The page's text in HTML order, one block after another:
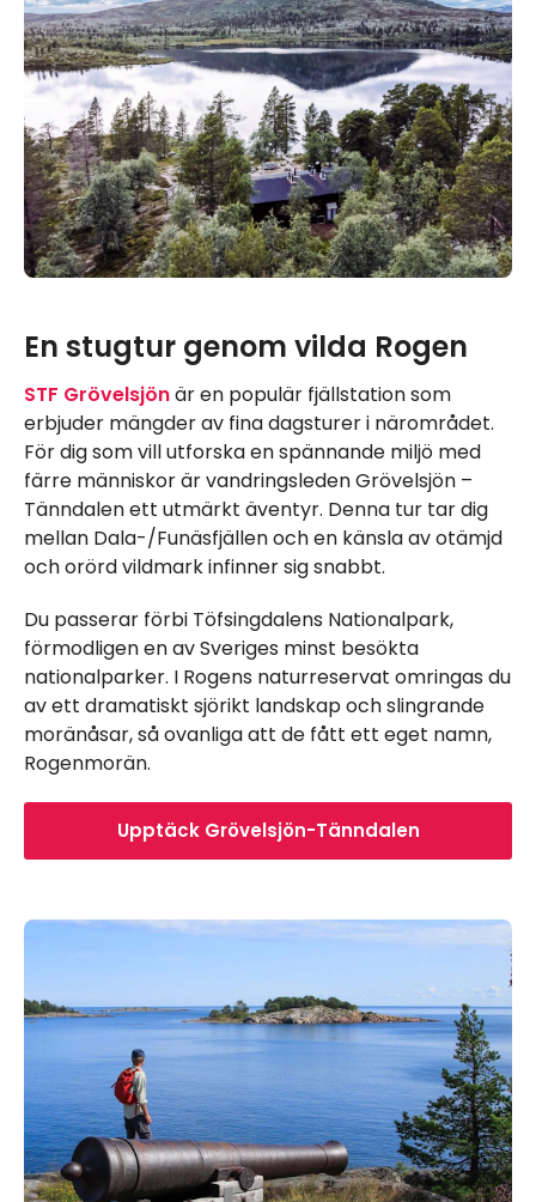
En stugtur genom vilda Rogen
STF Grövelsjönär en populär fjällstation som
erbjuder mängder av fina dagsturer i närområdet.
För dig som vill utforska en spännande miljö med
färre människor är vandringsleden Grövelsjön –
Tänndalen ett utmärkt äventyr. Denna tur tar dig
mellan Dala-/Funäsfjällen och en känsla av otämjd
och orörd vildmark infinner sig snabbt.
Du passerar förbi Töfsingdalens Nationalpark,
förmodligen en av Sveriges minst besökta
nationalparker. I Rogens naturreservat omringas du
av ett dramatiskt sjörikt landskap och slingrande
moränåsar, så ovanliga att de fått ett eget namn,
Rogenmorän.
Upptäck Grövelsjön-Tänndalen